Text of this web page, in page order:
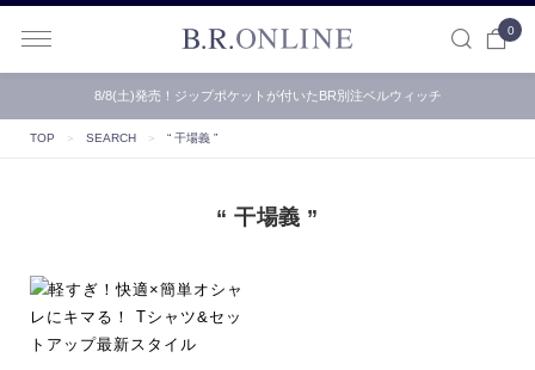
0
8/8(土)発売！ジップポケットが付いたBR別注ベルウィッチ
TOP ＞ SEARCH ＞ “ 干場義 ”
“ 干場義 ”